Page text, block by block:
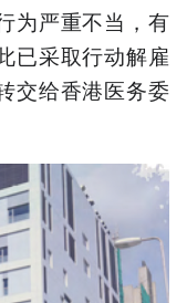
为严重不当，有
已采取行动解雇
交给香港医务委